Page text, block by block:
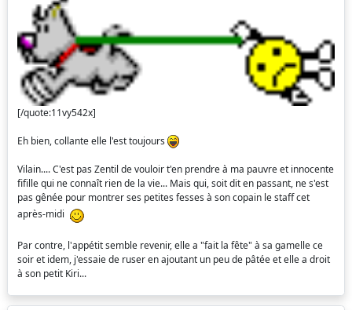
[/quote:11vy542x]
Eh bien, collante elle l'est toujours
Vilain.... C'est pas Zentil de vouloir t'en prendre à ma pauvre et innocente
fifille qui ne connaît rien de la vie... Mais qui, soit dit en passant, ne s'est
pas gênée pour montrer ses petites fesses à son copain le staff cet
après-midi
Par contre, l'appétit semble revenir, elle a "fait la fête" à sa gamelle ce
soir et idem, j'essaie de ruser en ajoutant un peu de pâtée et elle a droit
à son petit Kiri...